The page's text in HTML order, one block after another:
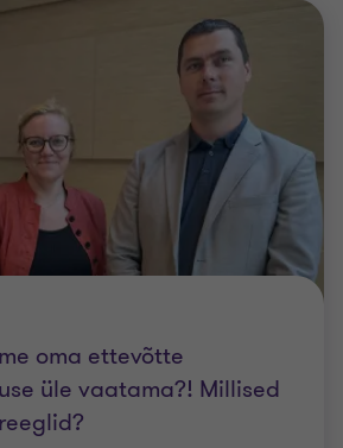
oma ettevõtte
üle vaatama?! Millised